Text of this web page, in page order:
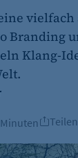
vielfach
Branding
Klang-
Teilen